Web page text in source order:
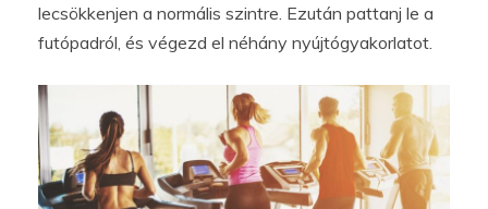
lecsökkenjen a normális szintre. Ezután pattanj le a
futópadról, és végezd el néhány nyújtógyakorlatot.